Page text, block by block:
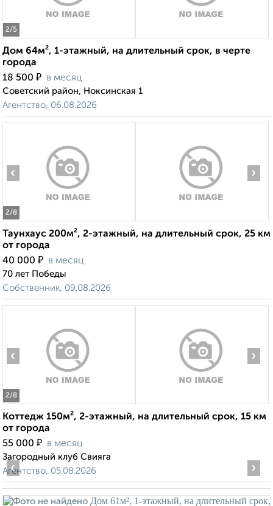
2/5
Дом 64м², 1-этажный, на длительный срок, в черте
города
18 500 ₽ в месяц
Советский район, Ноксинская 1
Агентство, 06.08.2026
2/8
‹ ›
Таунхаус 200м², 2-этажный, на длительный срок, 25 км
от города
40 000 ₽ в месяц
70 лет Победы
Собственник, 09.08.2026
2/8
‹ ›
Коттедж 150м², 2-этажный, на длительный срок, 15 км
от города
55 000 ₽ в месяц
Загородный клуб Свияга
Агентство, 05.08.2026
‹ ›